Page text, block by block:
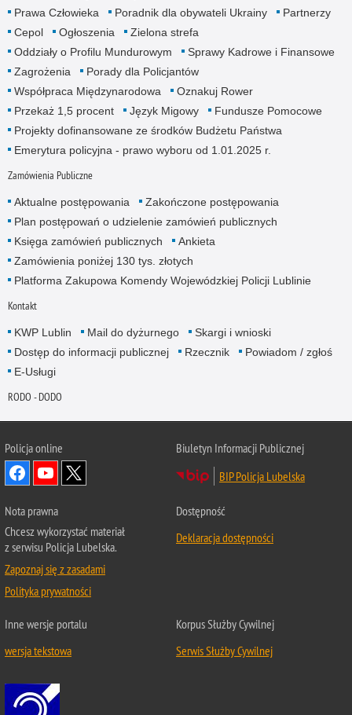
Prawa Człowieka
Poradnik dla obywateli Ukrainy
Partnerzy
Cepol
Ogłoszenia
Zielona strefa
Oddziały o Profilu Mundurowym
Sprawy Kadrowe i Finansowe
Zagrożenia
Porady dla Policjantów
Współpraca Międzynarodowa
Oznakuj Rower
Przekaż 1,5 procent
Język Migowy
Fundusze Pomocowe
Projekty dofinansowane ze środków Budżetu Państwa
Emerytura policyjna - prawo wyboru od 1.01.2025 r.
Zamówienia Publiczne
Aktualne postępowania
Zakończone postępowania
Plan postępowań o udzielenie zamówień publicznych
Księga zamówień publicznych
Ankieta
Zamówienia poniżej 130 tys. złotych
Platforma Zakupowa Komendy Wojewódzkiej Policji Lublinie
Kontakt
KWP Lublin Mail do dyżurnego
Skargi i wnioski
Dostęp do informacji publicznej
Rzecznik
Powiadom / zgłoś
E-Usługi
RODO - DODO
Policja online
Biuletyn Informacji Publicznej
BIP Policja Lubelska
Nota prawna
Chcesz wykorzystać materiał
z serwisu Policja Lubelska.
Zapoznaj się z zasadami
Polityka prywatności
Dostępność
Deklaracja dostępności
Inne wersje portalu
wersja tekstowa
Korpus Służby Cywilnej
Serwis Służby Cywilnej